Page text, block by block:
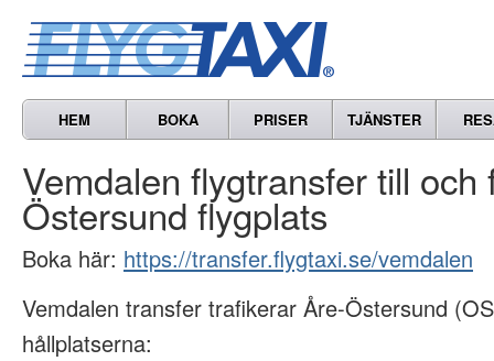
HEM BOKA PRISER TJÄNSTER
Vemdalen flygtransfer till och
Östersund flygplats
Boka här: https://transfer.flygtaxi.se/vemdalen
Vemdalen transfer trafikerar Åre-Östersund
hållplatserna: